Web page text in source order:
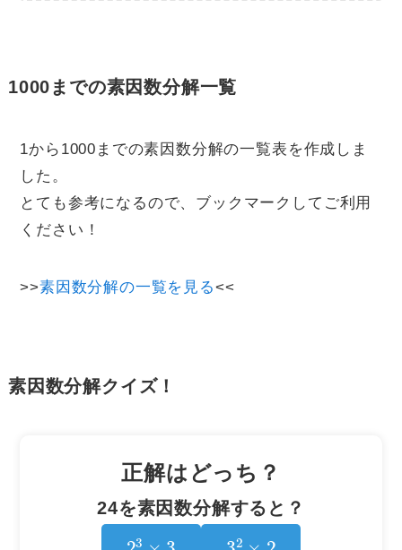
1000までの素因数分解一覧
1から1000までの素因数分解の一覧表を作成しま
した。
とても参考になるので、ブックマークしてご利用
ください！
>>素因数分解の一覧を見る<<
素因数分解クイズ！
正解はどっち？
24を素因数分解すると？
23 3 32 2